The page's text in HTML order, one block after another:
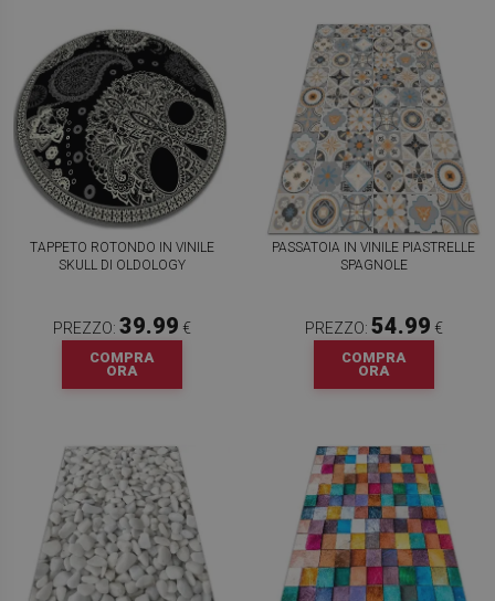
TAPPETO ROTONDO IN VINILE
SKULL DI OLDOLOGY
PREZZO: 39.99 €
COMPRA
ORA
PASSATOIA IN VINILE PIASTRELLE
SPAGNOLE
PREZZO: 54.99 €
COMPRA
ORA